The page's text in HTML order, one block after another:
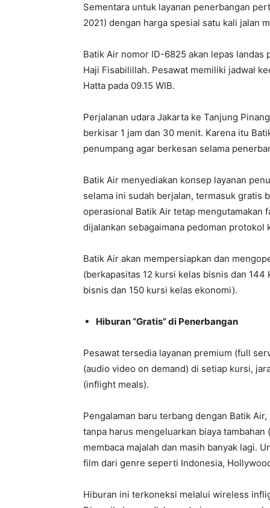
Sementara untuk layanan penerbangan
2021) dengan harga spesial satu kali jalan
Batik Air nomor ID-6825 akan lepas landas
Haji Fisabilillah. Pesawat memiliki jadwal
Hatta pada 09.15 WIB.
Perjalanan udara Jakarta ke Tanjung
berkisar 1 jam dan 30 menit. Karena itu
penumpang agar berkesan selama
Batik Air menyediakan konsep layanan
selama ini sudah berjalan, termasuk gratis
operasional Batik Air tetap mengutamakan
dijalankan sebagaimana pedoman protokol
Batik Air akan mempersiapkan dan
(berkapasitas 12 kursi kelas bisnis dan
bisnis dan 150 kursi kelas ekonomi).
Hiburan “Gratis” di Penerbangan
Pesawat tersedia layanan premium (full
(audio video on demand) di setiap kursi,
(inflight meals).
Pengalaman baru terbang dengan Batik
tanpa harus mengeluarkan biaya
membaca majalah dan masih banyak lagi.
film dari genre seperti Indonesia,
Hiburan ini terkoneksi melalui wireless